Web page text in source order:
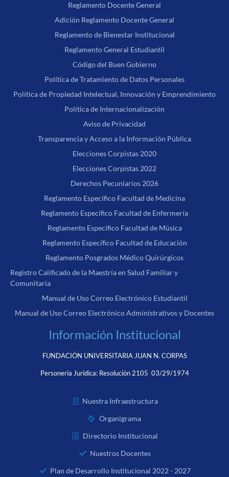
Reglamento Docente General
Adición Reglamento Docente General
Reglamento de Bienestar Institucional
Reglamento General Estudiantil
Código del Buen Gobierno
Política de Tratamiento de Datos Personales
Política de Propiedad Intelectual, Innovación y Emprendimiento
Política de Internacionalización
Aviso de Privacidad
Transparencia y Acceso a la Información Pública
Elecciones Corpistas 2020
Elecciones Corpistas 2022
Derechos Pecuniarios 2026
Reglamento Específico Facultad de Medicina
Reglamento Específico Facultad de Enfermería
Reglamento Específico Facultad de Música
Reglamento Específico Facultad de Educación
Reglamento Posgrados Médico Quirúrgicos
Registro Calificado de la Maestría en Salud Familiar y
Comunitaria
Manual de Uso Correo Electrónico Estudiantil
Manual de Uso Correo Electrónico Administrativos y Docentes
Información Institucional
FUNDACIÓN UNIVERSITARIA JUAN N. CORPAS
Personería Jurídica: Resolución 2105 03/29/1974
Nuestra Infraestructura
Organigrama
Directorio Institucional
Nuestros Docentes
Plan de Desarrollo Institucional 2022 - 2027